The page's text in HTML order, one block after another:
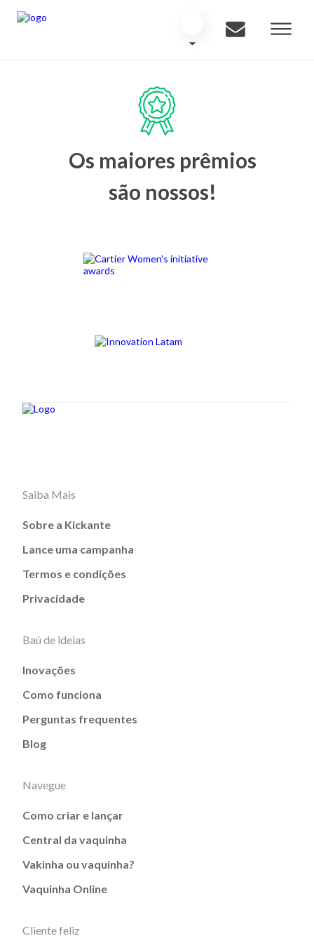
Os maiores prêmios
são nossos!
Saiba Mais
Sobre a Kickante
Lance uma campanha
Termos e condições
Privacidade
Baú de ideias
Inovações
Como funciona
Perguntas frequentes
Blog
Navegue
Como criar e lançar
Central da vaquinha
Vakinha ou vaquinha?
Vaquinha Online
Cliente feliz